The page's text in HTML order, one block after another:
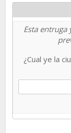
Esta
¿Cual ye la